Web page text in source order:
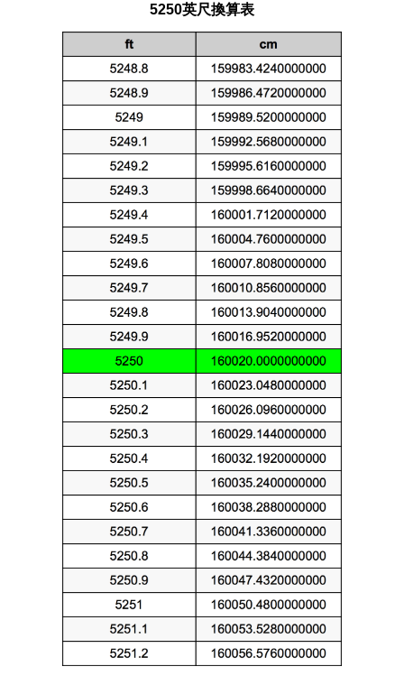
5250英尺換算表